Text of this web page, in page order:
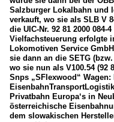
Salzburger Lokalbahn und
verkauft, wo sie als SLB V
die UIC-Nr. 92 81 2000 084-
Vielfachsteuerung erfolgte
Lokomotiven Service
sie dann an die SETG
wo sie nun als V100.54 (92
Snps „SFlexwood“
Privatbahn Europa‘s in
österreichische
dem slowakischen